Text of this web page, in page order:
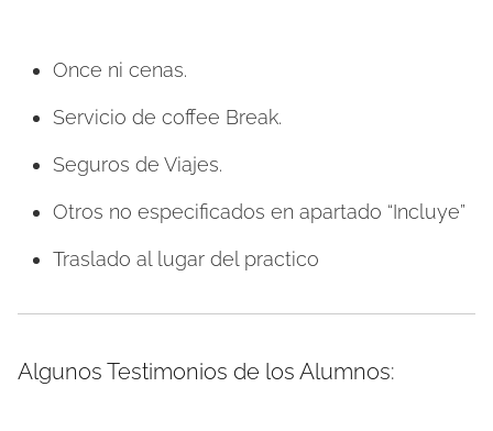
Once ni cenas.
Servicio de coffee Break.
Seguros de Viajes.
Otros no especificados en apartado “Incluye”
Traslado al lugar del practico
Algunos Testimonios de los Alumnos: